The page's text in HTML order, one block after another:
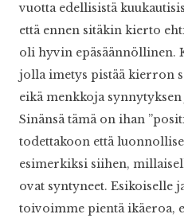
vuotta edellisistä
että ennen sitäkin kierto
oli hyvin epäsäännöllinen.
jolla imetys pistää kierron
eikä menkkoja
Sinänsä tämä on ihan
todettakoon että
esimerkiksi siihen,
ovat syntyneet. Esikoiselle
toivoimme pientä ikäeroa,